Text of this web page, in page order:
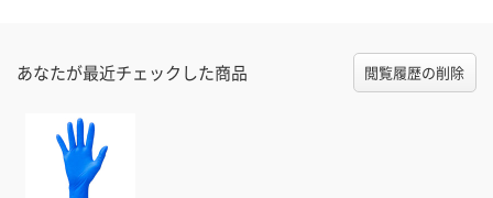
あなたが最近チェックした商品 閲覧履歴の削除